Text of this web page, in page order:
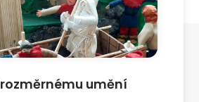
umění